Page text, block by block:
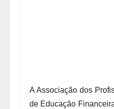
A Associação dos
de Educação